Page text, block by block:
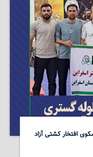
افتخار کشتی آزاد